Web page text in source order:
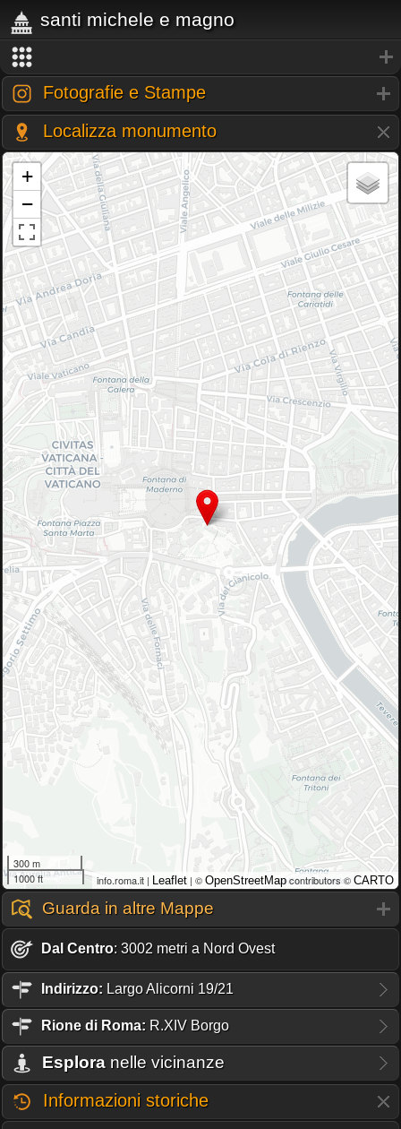
santi michele e magno
Fotografie e Stampe
Localizza monumento
+
−
300 m
1000 ft
info.roma.it | Leaflet | © OpenStreetMapcontributors © CARTO
Guarda in altre Mappe
Dal Centro: 3002 metri a Nord Ovest
Indirizzo: Largo Alicorni 19/21
Rione di Roma: R.XIV Borgo
Esplora nelle vicinanze
Informazioni storiche